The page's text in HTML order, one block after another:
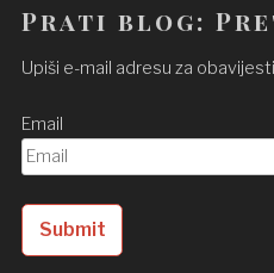
Prati blog:
Upiši e-mail adresu za
Email